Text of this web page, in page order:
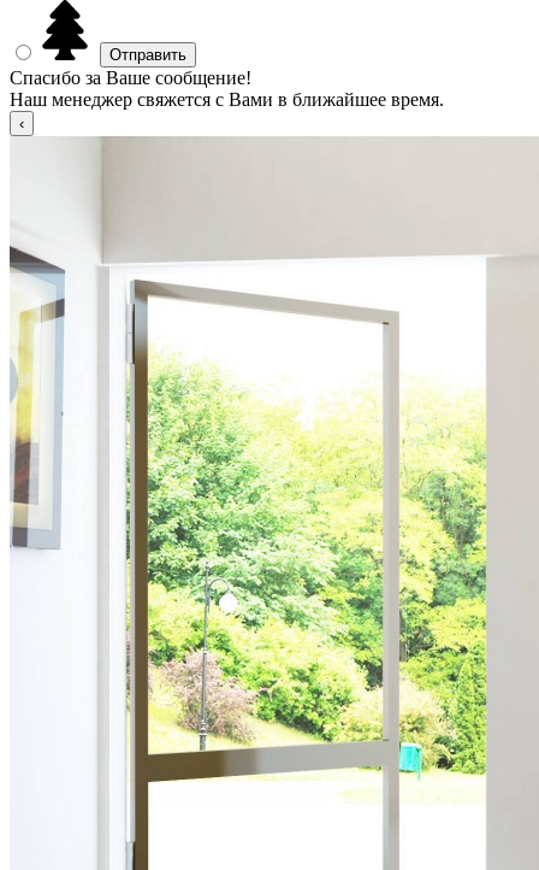
Спасибо за Ваше сообщение!
Наш менеджер свяжется с Вами в ближайшее время.